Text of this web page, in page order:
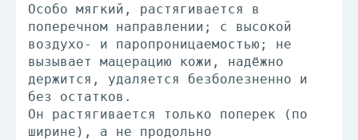
Особо мягкий, растягивается в
поперечном направлении; с высокой
воздухо- и паропроницаемостью; не
вызывает мацерацию кожи, надёжно
держится, удаляется безболезненно и
без остатков.
Он растягивается только поперек (по
ширине), а не продольно